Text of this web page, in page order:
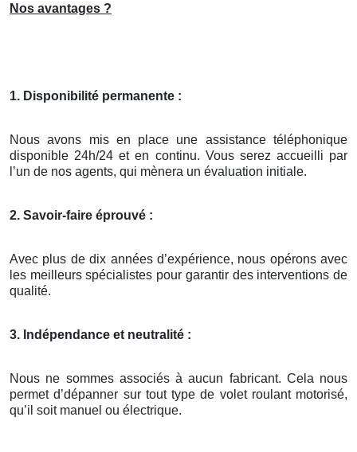
Nos avantages ?
1. Disponibilité permanente :
Nous avons mis en place une assistance téléphonique
disponible 24h/24 et en continu. Vous serez accueilli par
l’un de nos agents, qui mènera un évaluation initiale.
2. Savoir-faire éprouvé :
Avec plus de dix années d’expérience, nous opérons avec
les meilleurs spécialistes pour garantir des interventions de
qualité.
3. Indépendance et neutralité :
Nous ne sommes associés à aucun fabricant. Cela nous
permet d’dépanner sur tout type de volet roulant motorisé,
qu’il soit manuel ou électrique.